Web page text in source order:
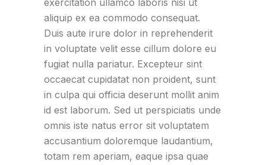
exercitation ullamco laboris nisi ut
aliquip ex ea commodo consequat.
Duis aute irure dolor in reprehenderit
in voluptate velit esse cillum dolore eu
fugiat nulla pariatur. Excepteur sint
occaecat cupidatat non proident, sunt
in culpa qui officia deserunt mollit anim
id est laborum. Sed ut perspiciatis unde
omnis iste natus error sit voluptatem
accusantium doloremque laudantium,
totam rem aperiam, eaque ipsa quae